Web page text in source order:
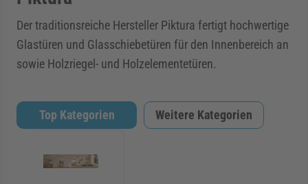
Der traditionsreiche Hersteller Piktura fertigt hochwertige
Glastüren und Glasschiebetüren für den Innenbereich an
sowie Holzriegel- und Holzelementetüren.
Top Kategorien Weitere Kategorien